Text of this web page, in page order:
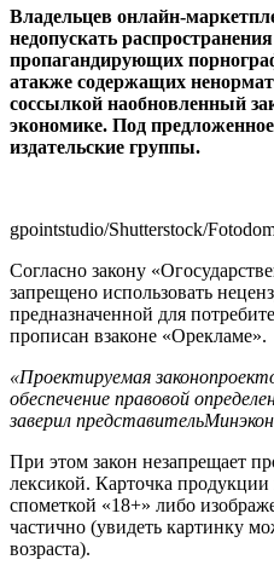
Владельцев онлайн-
недопускать
пропагандирующих
атакже содержащих
соссылкой наобновленный
экономике. Под
издательские группы.
gpointstudio/Shutterstock/
Согласно закону
запрещено использовать
предназначенной для
прописан взаконе «Орекламе».
«Проектируемая
обеспечение правовой
заверил
При этом закон незапрещает
лексикой. Карточка
спометкой «18+» либо
частично (увидеть картинку
возраста).